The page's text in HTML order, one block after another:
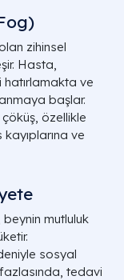
zihinsel
Hasta,
ve
başlar.
özellikle
ve
mutluluk
sosyal
tedavi